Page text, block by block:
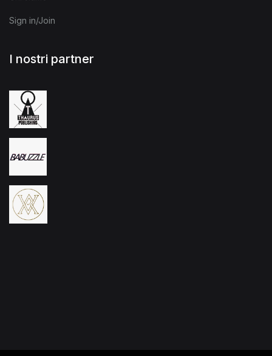
Sign in/Join
I nostri partner